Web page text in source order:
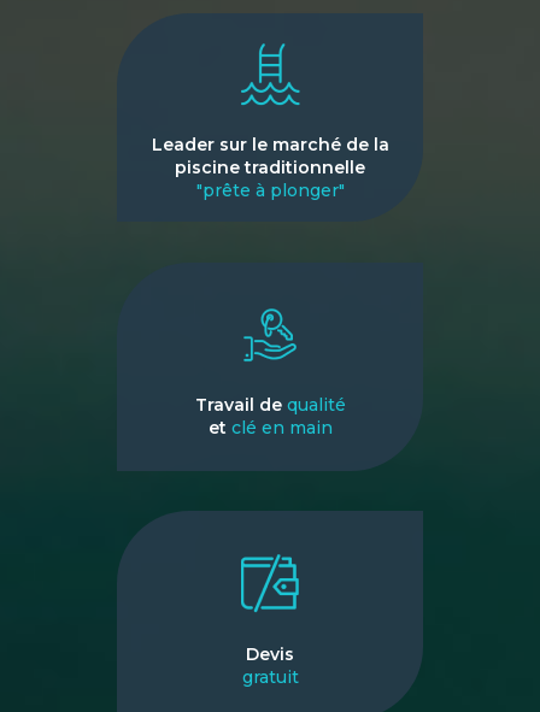
Leader sur le marché de la
piscine traditionnelle
"prête à plonger"
Travail de qualité
et clé en main
Devis
gratuit